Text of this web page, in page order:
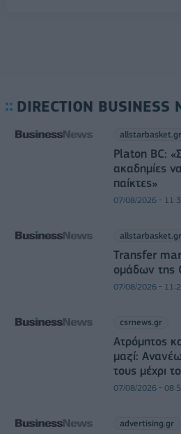
DIRECTION BUSINESS
allstarbasket.gr
Platon BC:
ακαδημίες
παίκτες»
07/08/2026 -
allstarbasket.gr
Transfer
ομάδων της
07/08/2026 -
csrnews.gr
Ατρόμητος
μαζί:
τους μέχρι
07/08/2026 -
advertising.gr